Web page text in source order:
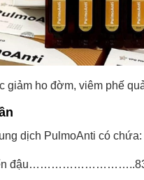
giảm ho đờm, viêm phế
dịch PulmoAnti có chứa: